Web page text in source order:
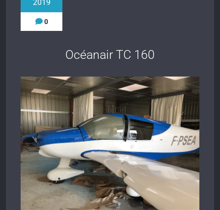
2019
0
Océanair TC 160